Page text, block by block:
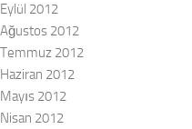
Eylül 2012
Ağustos 2012
Temmuz 2012
Haziran 2012
Mayıs 2012
Nisan 2012